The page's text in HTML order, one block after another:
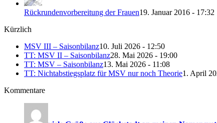
Rückrundenvorbereitung der Frauen19. Januar 2016 - 17:32
Kürzlich
MSV III – Saisonbilanz10. Juli 2026 - 12:50
TT: MSV II – Saisonbilanz28. Mai 2026 - 19:00
TT: MSV – Saisonbilanz13. Mai 2026 - 11:08
TT: Nichtabstiegsplatz für MSV nur noch Theorie1. April
Kommentare